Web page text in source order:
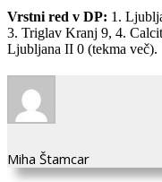
Vrstni red v DP: 1.
3. Triglav Kranj 9, 4.
Ljubljana II 0 (tekma več).
Miha Štamcar